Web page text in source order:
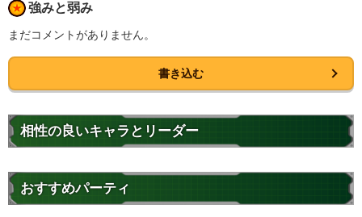
強みと弱み
まだコメントがありません。
書き込む
相性の良いキャラとリーダー
おすすめパーティ